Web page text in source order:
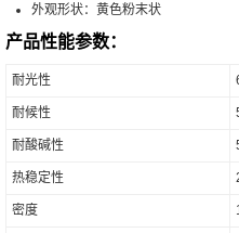
外观形状：黄色粉末状
产品性能参数：
耐光性
耐候性
耐酸碱性
热稳定性
密度